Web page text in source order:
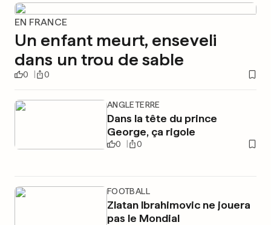
EN FRANCE
Un enfant meurt, enseveli
dans un trou de sable
0 0
ANGLETERRE
Dans la tête du prince
George, ça rigole
0 0
FOOTBALL
Zlatan Ibrahimovic ne jouera
pas le Mondial